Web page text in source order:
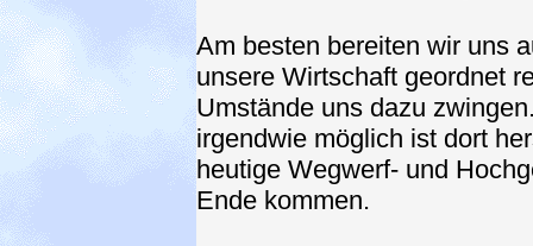
Am besten bereiten wir uns
unsere Wirtschaft geordnet
Umstände uns dazu
irgendwie möglich ist dort
heutige Wegwerf- und
Ende kommen.